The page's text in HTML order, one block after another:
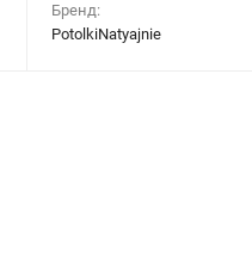
Бренд:
PotolkiNatyajnie